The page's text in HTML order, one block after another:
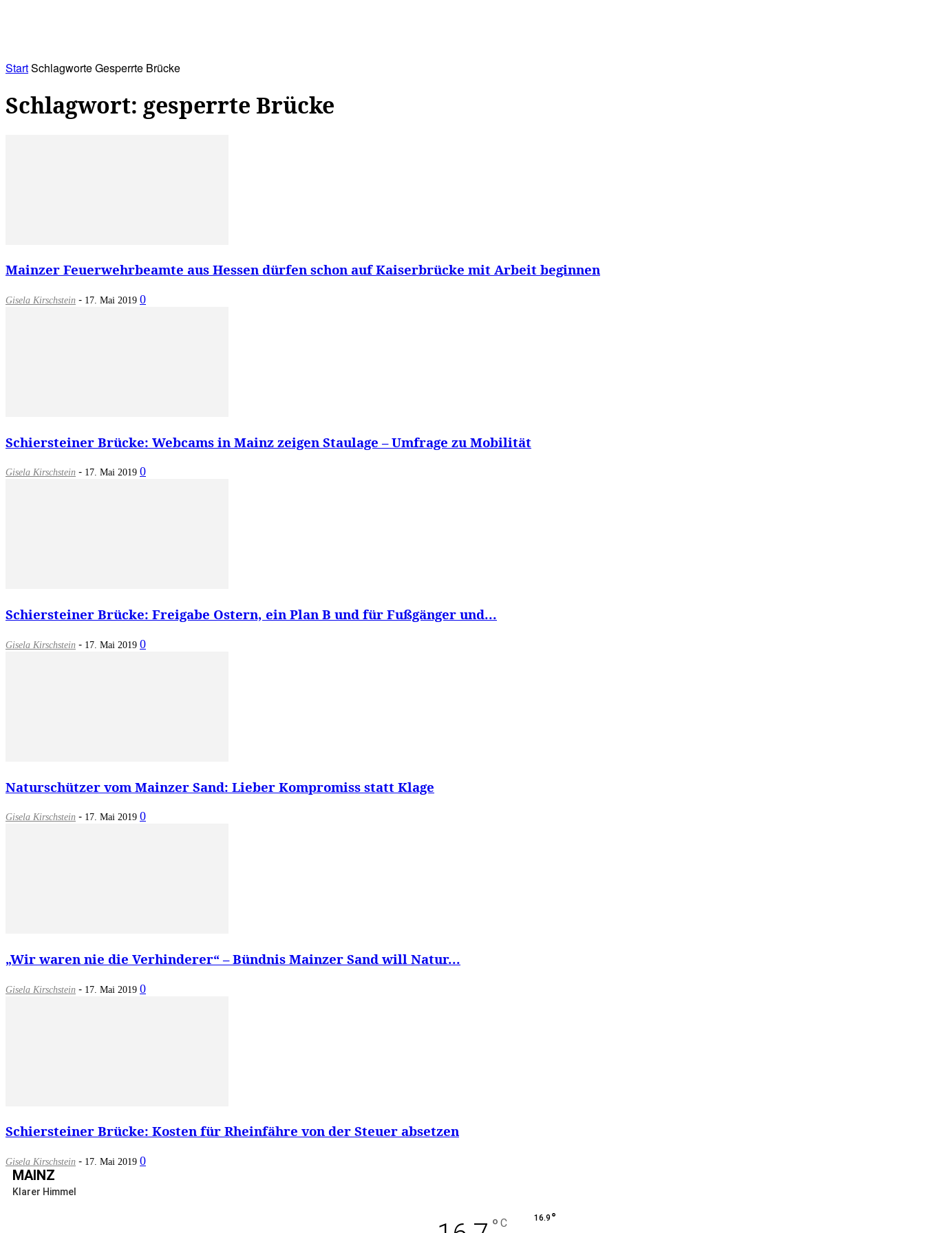
StartSchlagworteGesperrte Brücke
Schlagwort: gesperrte Brücke
Mainzer Feuerwehrbeamte aus Hessen dürfen schon auf Kaiserbrücke mit Arbeit beginnen
Gisela Kirschstein - 17. Mai 2019 0
Schiersteiner Brücke: Webcams in Mainz zeigen Staulage – Umfrage zu Mobilität
Gisela Kirschstein - 17. Mai 2019 0
Schiersteiner Brücke: Freigabe Ostern, ein Plan B und für Fußgänger und...
Gisela Kirschstein - 17. Mai 2019 0
Naturschützer vom Mainzer Sand: Lieber Kompromiss statt Klage
Gisela Kirschstein - 17. Mai 2019 0
„Wir waren nie die Verhinderer“ – Bündnis Mainzer Sand will Natur...
Gisela Kirschstein - 17. Mai 2019 0
Schiersteiner Brücke: Kosten für Rheinfähre von der Steuer absetzen
Gisela Kirschstein - 17. Mai 2019 0
MAINZ
Klarer Himmel
° C 16.9 °